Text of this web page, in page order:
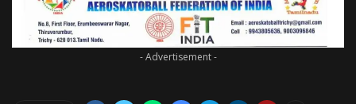
- Advertisement -